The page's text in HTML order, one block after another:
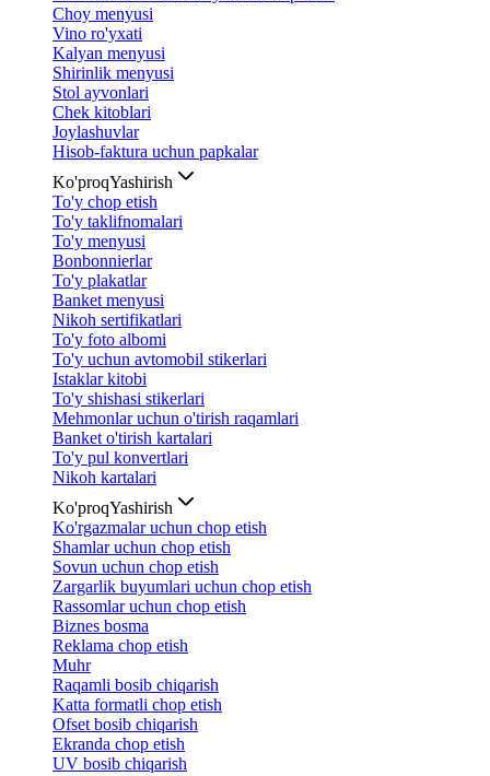
Choy menyusi
Vino ro'yxati
Kalyan menyusi
Shirinlik menyusi
Stol ayvonlari
Chek kitoblari
Joylashuvlar
Hisob-faktura uchun papkalar
Ko'proqYashirish
To'y chop etish
To'y taklifnomalari
To'y menyusi
Bonbonnierlar
To'y plakatlar
Banket menyusi
Nikoh sertifikatlari
To'y foto albomi
To'y uchun avtomobil stikerlari
Istaklar kitobi
To'y shishasi stikerlari
Mehmonlar uchun o'tirish raqamlari
Banket o'tirish kartalari
To'y pul konvertlari
Nikoh kartalari
Ko'proqYashirish
Ko'rgazmalar uchun chop etish
Shamlar uchun chop etish
Sovun uchun chop etish
Zargarlik buyumlari uchun chop etish
Rassomlar uchun chop etish
Biznes bosma
Reklama chop etish
Muhr
Raqamli bosib chiqarish
Katta formatli chop etish
Ofset bosib chiqarish
Ekranda chop etish
UV bosib chiqarish